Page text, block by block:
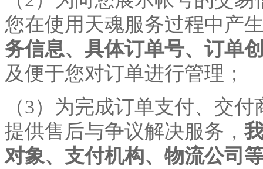
您在使用天魂服务过程中产
务信息、具体订单号、订单
及便于您对订单进行管理；
（3）为完成订单支付、交
提供售后与争议解决服务，
对象、支付机构、物流公司